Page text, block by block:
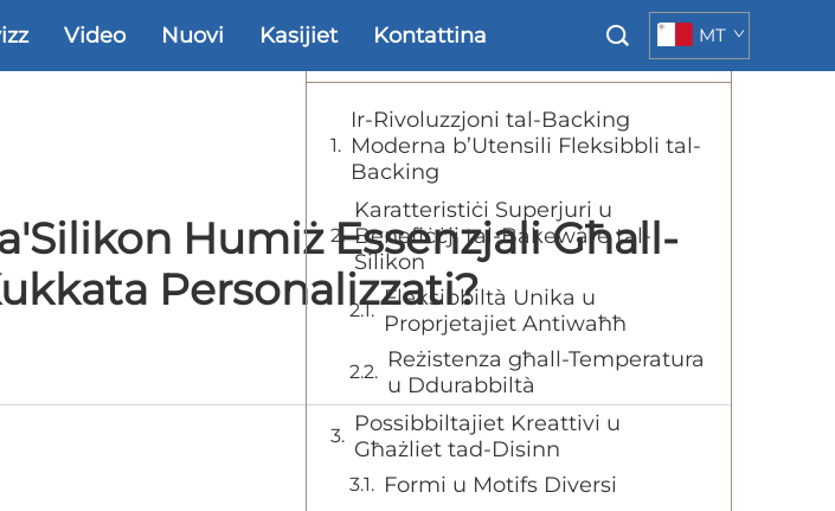
Video Nuovi Kasijiet Kontattina MT
Humiż Essenzjali Għall-
Personalizzati?
Tabella tal- Kontenut
Ir-Rivoluzzjoni tal-Backing
Moderna b’Utensili Fleksibbli tal-
Backing
Karatteristiċi Superjuri u
Benefiċċji tal-Bakeware tal-
Silikon
Fleksibbiltà Unika u
Proprjetajiet Antiwaħħ
Reżistenza għall-Temperatura
u Ddurabbiltà
Possibbiltajiet Kreattivi u
Għażliet tad-Disinn
Formi u Motifs Diversi